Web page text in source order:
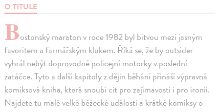
O TITULE
Bostonský maraton v roce 1982 byl bitvou mezi jasným
favoritem a farmářským klukem. Říká se, že by outsider
vyhrál nebýt doprovodné policejní motorky v poslední
zatáčce. Tyto a další kapitoly z dějin běhání přináší výpravná
komiksová kniha, která snoubí cit pro zajímavosti i pro ironii.
Najdete tu malé velké běžecké události a krátké komiksy o